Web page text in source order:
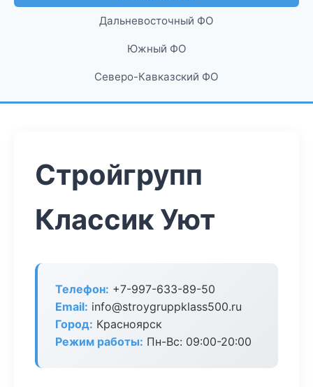
Дальневосточный ФО
Южный ФО
Северо-Кавказский ФО
Стройгрупп
Классик Уют
Телефон: +7-997-633-89-50
Email: info@stroygruppklass500.ru
Город: Красноярск
Режим работы: Пн-Вс: 09:00-20:00